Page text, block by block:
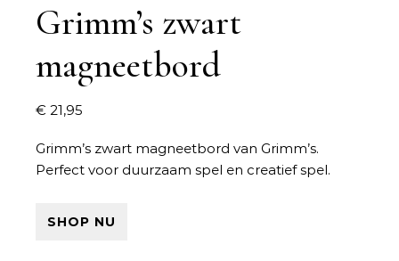
Grimm’s zwart
magneetbord
€ 21,95
Grimm’s zwart magneetbord van Grimm’s.
Perfect voor duurzaam spel en creatief spel.
SHOP NU